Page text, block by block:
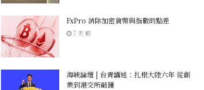
FxPro 消除加密貨幣與指數的點差
7 天 前
海峽論壇 | 台青講述：扎根大陸六年 從創
業到港交所敲鐘